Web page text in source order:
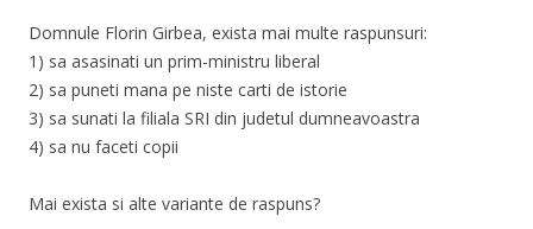
Domnule Florin Girbea, exista mai multe raspunsuri:
1) sa asasinati un prim-ministru liberal
2) sa puneti mana pe niste carti de istorie
3) sa sunati la filiala SRI din judetul dumneavoastra
4) sa nu faceti copii
Mai exista si alte variante de raspuns?